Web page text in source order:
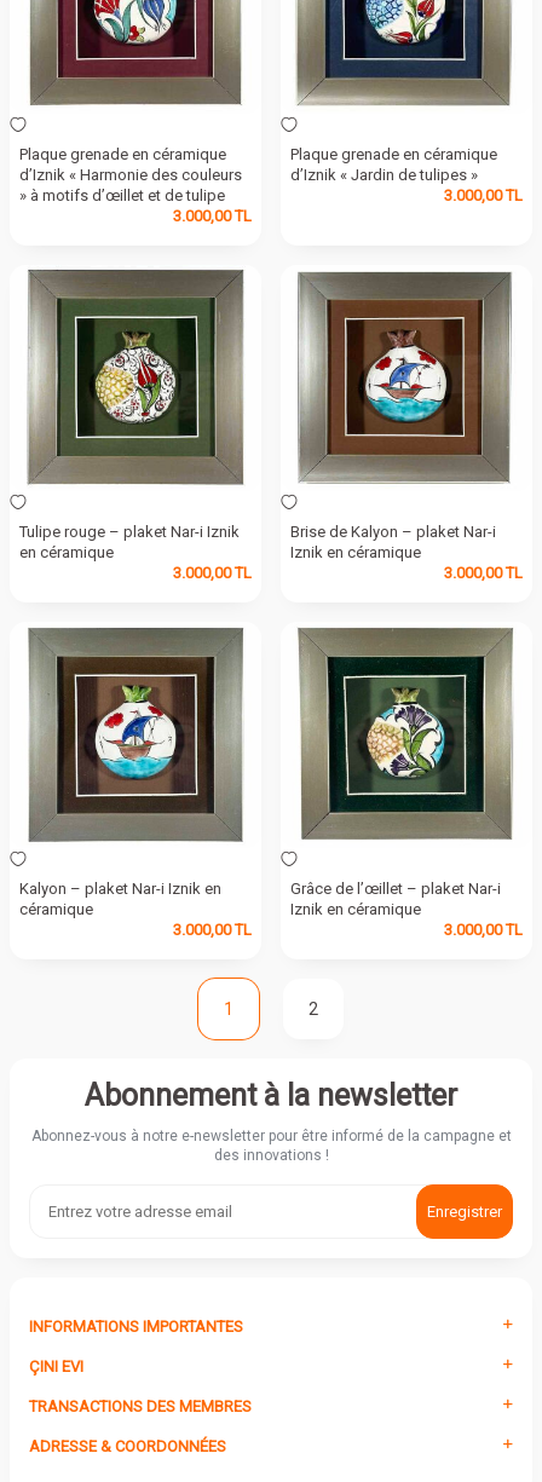
Plaque grenade en céramique
d’Iznik « Harmonie des couleurs
» à motifs d’œillet et de tulipe
3.000,00TL
Plaque grenade en céramique
d’Iznik « Jardin de tulipes »
3.000,00TL
Tulipe rouge – plaket Nar-i Iznik
en céramique
3.000,00TL
Brise de Kalyon – plaket Nar-i
Iznik en céramique
3.000,00TL
Kalyon – plaket Nar-i Iznik en
céramique
3.000,00TL
Grâce de l’œillet – plaket Nar-i
Iznik en céramique
3.000,00TL
1 2
Abonnement à la newsletter
Abonnez-vous à notre e-newsletter pour être informé de la campagne et
des innovations !
Enregistrer
INFORMATIONS IMPORTANTES
ÇINI EVI
TRANSACTIONS DES MEMBRES
ADRESSE & COORDONNÉES